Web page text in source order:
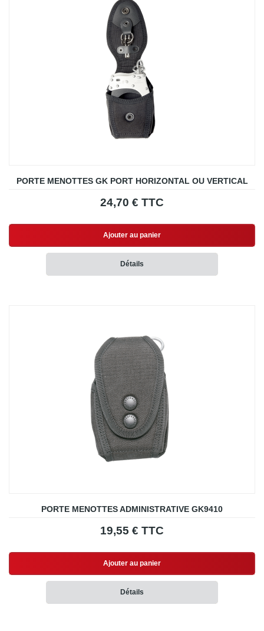
PORTE MENOTTES GK PORT HORIZONTAL OU VERTICAL
24,70 € TTC
Ajouter au panier
Détails
PORTE MENOTTES ADMINISTRATIVE GK9410
19,55 € TTC
Ajouter au panier
Détails